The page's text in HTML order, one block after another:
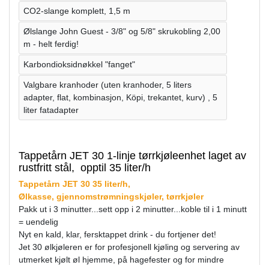
CO2-slange komplett, 1,5 m
Ølslange John Guest - 3/8" og 5/8" skrukobling 2,00
m - helt ferdig!
Karbondioksidnøkkel "fanget"
Valgbare kranhoder (uten kranhoder, 5 liters
adapter, flat, kombinasjon, Köpi, trekantet, kurv) , 5
liter fatadapter
Tappetårn JET 30 1-linje tørrkjøleenhet laget av
rustfritt stål, opptil 35 liter/h
Tappetårn JET 30 35 liter/h,
Ølkasse, gjennomstrømningskjøler, tørrkjøler
Pakk ut i 3 minutter...sett opp i 2 minutter...koble til i 1 minutt
= uendelig
Nyt en kald, klar, fersktappet drink - du fortjener det!
Jet 30 ølkjøleren er for profesjonell kjøling og servering av
utmerket kjølt øl hjemme, på hagefester og for mindre